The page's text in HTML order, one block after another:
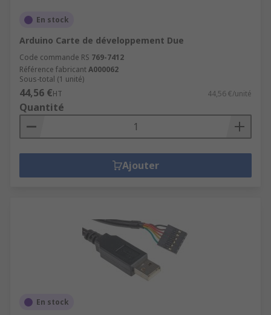
En stock
Arduino Carte de développement Due
Code commande RS 769-7412
Référence fabricantA000062
Sous-total (1 unité)
44,56 €HT 44,56 €/unité
Quantité
Ajouter
En stock